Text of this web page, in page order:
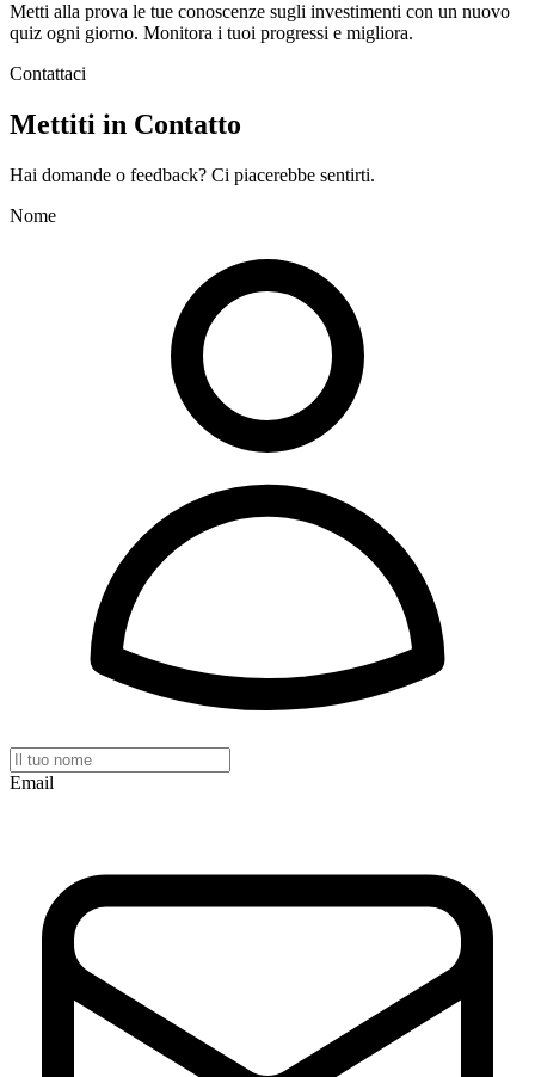
Metti alla prova le tue conoscenze sugli investimenti con un nuovo
quiz ogni giorno. Monitora i tuoi progressi e migliora.
Contattaci
Mettiti in Contatto
Hai domande o feedback? Ci piacerebbe sentirti.
Nome
Email